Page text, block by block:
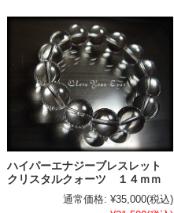
ハイパーエナジーブレスレット
クリスタルクォーツ １４ｍｍ
通常価格: ¥35,000(税込)